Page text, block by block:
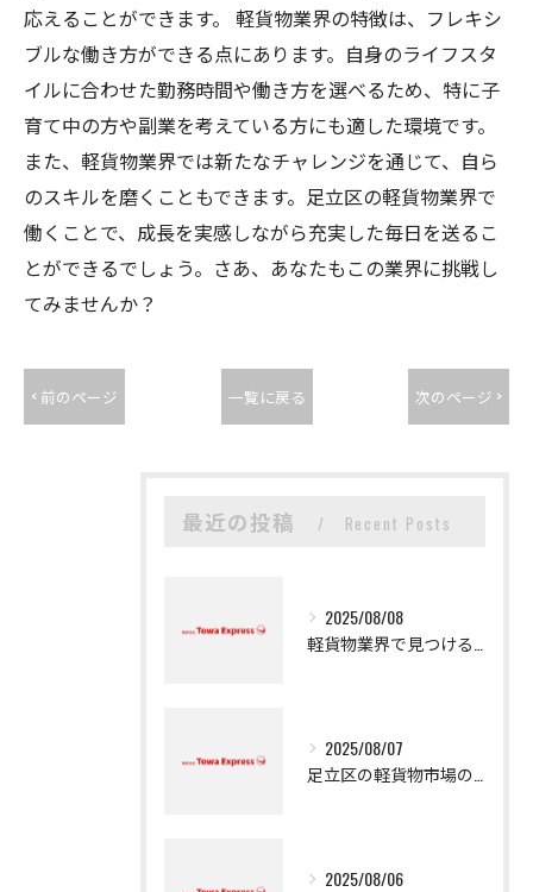
応えることができます。 軽貨物業界の特徴は、フレキシ
ブルな働き方ができる点にあります。自身のライフスタ
イルに合わせた勤務時間や働き方を選べるため、特に子
育て中の方や副業を考えている方にも適した環境です。
また、軽貨物業界では新たなチャレンジを通じて、自ら
のスキルを磨くこともできます。足立区の軽貨物業界で
働くことで、成長を実感しながら充実した毎日を送るこ
とができるでしょう。さあ、あなたもこの業界に挑戦し
てみませんか？
< 前のページ 一覧に戻る 次のページ >
最近の投稿 Recent Posts
2025/08/08
2025/08/07
2025/08/06